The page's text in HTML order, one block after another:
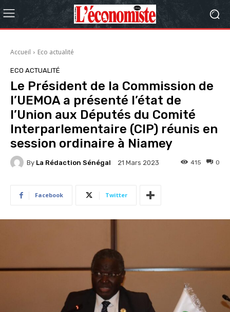
Accueil Eco actualité
ECO ACTUALITÉ
Le Président de la Commission de
l’UEMOA a présenté l’état de
l’Union aux Députés du Comité
Interparlementaire (CIP) réunis en
session ordinaire à Niamey
By La Rédaction Sénégal 21 Mars 2023 0
415
Facebook Twitter